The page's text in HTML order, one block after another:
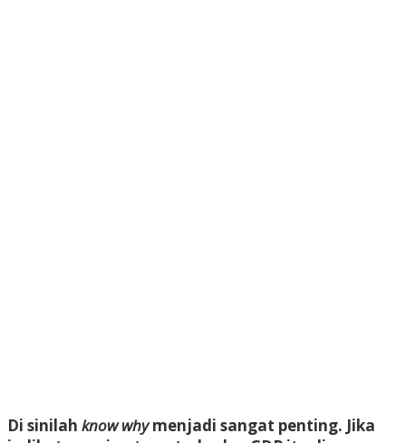
Di sinilah know whymenjadi sangat penting. Jika